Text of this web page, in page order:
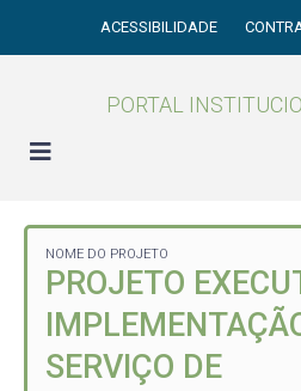
ACESSIBILIDADE
PORTAL
NOME DO PROJETO
PROJETO
SERVIÇO DE